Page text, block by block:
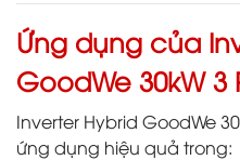
Ứng dụng của
GoodWe 30kW
Inverter Hybrid GoodWe
ứng dụng hiệu quả trong: